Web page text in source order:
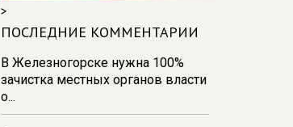
14:31
вывезли 68 тонн мусора из
14:22В Курске 30 пасечников
продают мёд на ярмарке
«Курский мед»
>
ПОСЛЕДНИЕ КОММЕНТАРИИ
В Железногорске нужна 100%
зачистка местных органов власти
о...